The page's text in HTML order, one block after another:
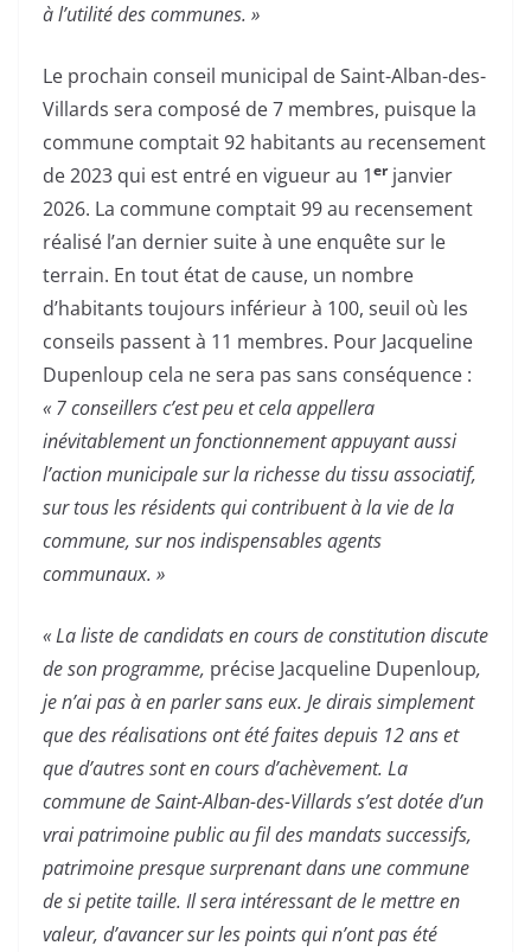
à l’utilité des communes. »
Le prochain conseil municipal de Saint-Alban-des-
Villards sera composé de 7 membres, puisque la
commune comptait 92 habitants au recensement
de 2023 qui est entré en vigueur au 1erjanvier
2026. La commune comptait 99 au recensement
réalisé l’an dernier suite à une enquête sur le
terrain. En tout état de cause, un nombre
d’habitants toujours inférieur à 100, seuil où les
conseils passent à 11 membres. Pour Jacqueline
Dupenloup cela ne sera pas sans conséquence :
« 7 conseillers c’est peu et cela appellera
inévitablement un fonctionnement appuyant aussi
l’action municipale sur la richesse du tissu associatif,
sur tous les résidents qui contribuent à la vie de la
commune, sur nos indispensables agents
communaux. »
« La liste de candidats en cours de constitution discute
de son programme, précise Jacqueline Dupenloup,
je n’ai pas à en parler sans eux. Je dirais simplement
que des réalisations ont été faites depuis 12 ans et
que d’autres sont en cours d’achèvement. La
commune de Saint-Alban-des-Villards s’est dotée d’un
vrai patrimoine public au fil des mandats successifs,
patrimoine presque surprenant dans une commune
de si petite taille. Il sera intéressant de le mettre en
valeur, d’avancer sur les points qui n’ont pas été